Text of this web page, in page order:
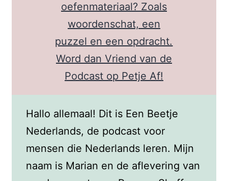
oefenmateriaal? Zoals
woordenschat, een
puzzel en een opdracht.
Word dan Vriend van de
Podcast op Petje Af!
Hallo allemaal! Dit is Een Beetje
Nederlands, de podcast voor
mensen die Nederlands leren. Mijn
naam is Marian en de aflevering van